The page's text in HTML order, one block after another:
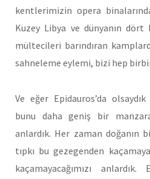
kentlerimizin opera
Kuzey Libya ve dünyanın dört
mültecileri barındıran
sahneleme eylemi, bizi hep
Ve eğer Epidauros’da olsaydık
bunu daha geniş bir
anlardık. Her zaman doğanın
tıpkı bu gezegenden
kaçamayacağımızı anlardık.